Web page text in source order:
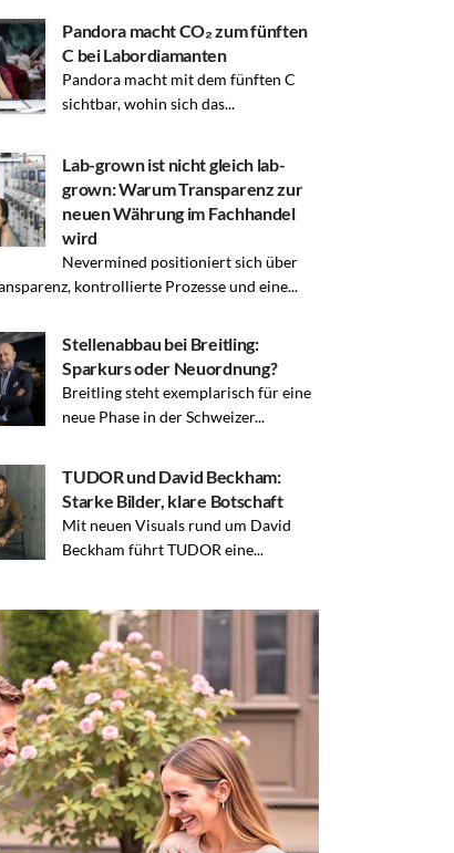
Pandora macht CO₂ zum fünften
C bei Labordiamanten
Pandora macht mit dem fünften C
sichtbar, wohin sich das...
Lab-grown ist nicht gleich lab-
grown: Warum Transparenz zur
neuen Währung im Fachhandel
wird
Nevermined positioniert sich über
kontrollierte Prozesse und eine...
Stellenabbau bei Breitling:
Sparkurs oder Neuordnung?
Breitling steht exemplarisch für eine
neue Phase in der Schweizer...
TUDOR und David Beckham:
Starke Bilder, klare Botschaft
Mit neuen Visuals rund um David
Beckham führt TUDOR eine...